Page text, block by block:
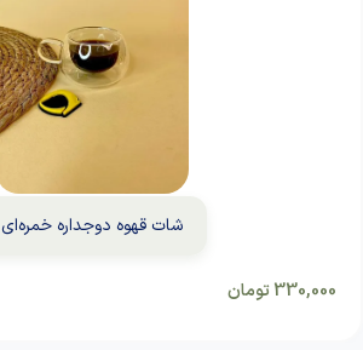
شات قهوه دوجداره خمره‌ای
330,000تومان